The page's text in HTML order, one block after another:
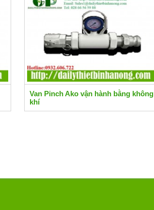
Van Pinch Ako vận hành bằng không
khí